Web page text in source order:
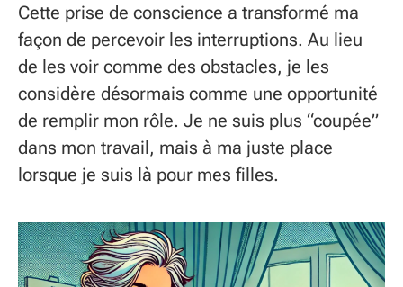
Cette prise de conscience a transformé ma
façon de percevoir les interruptions. Au lieu
de les voir comme des obstacles, je les
considère désormais comme une opportunité
de remplir mon rôle. Je ne suis plus “coupée”
dans mon travail, mais à ma juste place
lorsque je suis là pour mes filles.